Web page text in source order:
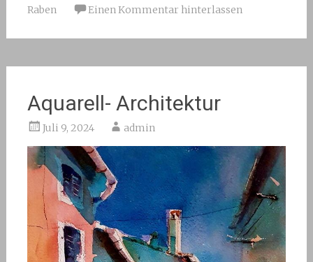
Raben
Einen Kommentar hinterlassen
Aquarell- Architektur
Juli 9, 2024 admin